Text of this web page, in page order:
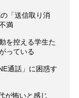
「送信取り消
満
を控える学生た
っている
通話」に困惑す
が怖いと感じ